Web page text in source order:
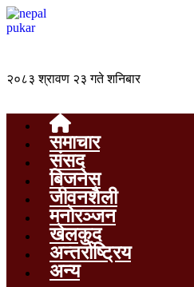
२०८३ श्रावण २३ गते शनिबार
समाचार
संसद
बिजनेस
जीवनशैली
मनोरञ्जन
खेलकुद
अन्तर्राष्ट्रिय
अन्य